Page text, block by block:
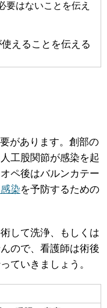
要はないことを伝え
えることを伝える
があります。創部の
工股関節が感染を起
ペ後はバルンカテー
染を予防するための
して洗浄、もしくは
ので、看護師は術後
ていきましょう。